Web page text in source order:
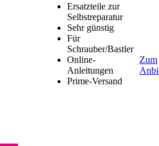
Ersatzteile zur
Selbstreparatur
Sehr günstig
Für
Schrauber/Bastler
Online-
Anleitungen
Prime-Versand
Zum